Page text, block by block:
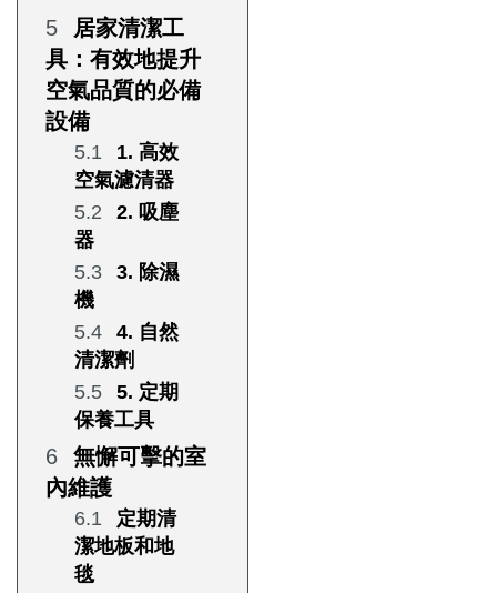
居家清潔工
具：有效地提升
空氣品質的必備
設備
1. 高效
空氣濾清器
2. 吸塵
器
3. 除濕
機
4. 自然
清潔劑
5. 定期
保養工具
無懈可擊的室
內維護
定期清
潔地板和地
毯